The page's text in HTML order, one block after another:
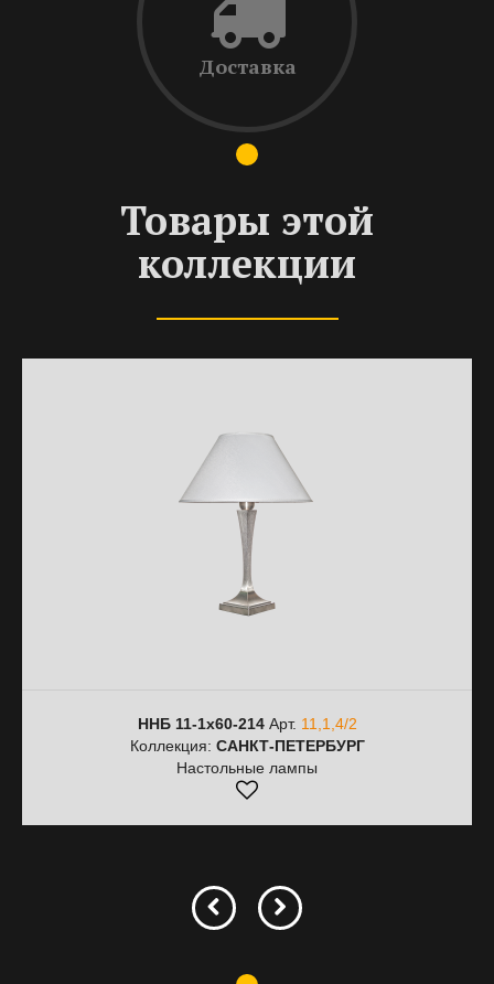
Доставка
Товары этой
коллекции
ННБ 11-1х60-214Арт. 11,1,4/2
Коллекция: САНКТ-ПЕТЕРБУРГ
Настольные лампы